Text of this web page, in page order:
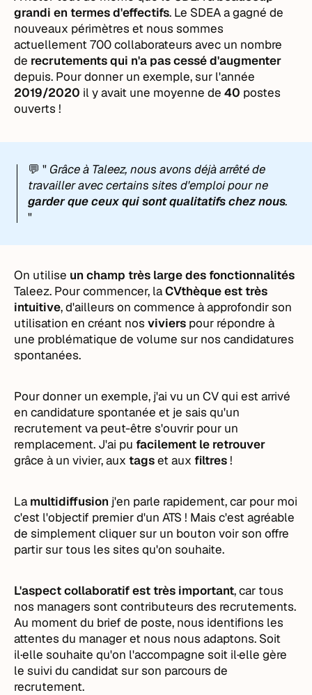
grandi en termes d'effectifs. Le SDEA a gagné de
nouveaux périmètres et nous sommes
actuellement 700 collaborateurs avec un nombre
de recrutements qui n'a pas cessé d'augmenter
depuis. Pour donner un exemple, sur l'année
2019/2020 il y avait une moyenne de40 postes
ouverts !
💬 " Grâce à Taleez, nous avons déjà arrêté de
travailler avec certains sites d'emploi pour ne
garder que ceux qui sont qualitatifs chez nous.
"
On utilise un champ très large des fonctionnalités
Taleez. Pour commencer, laCVthèque est très
intuitive, d'ailleurs on commence à approfondir son
utilisation en créant nosviviers pour répondre à
une problématique de volume sur nos candidatures
spontanées.
Pour donner un exemple, j'ai vu un CV qui est arrivé
en candidature spontanée et je sais qu'un
recrutement va peut-être s'ouvrir pour un
remplacement. J'ai pufacilement le retrouver
grâce à un vivier, auxtagset auxfiltres!
Lamultidiffusion j'en parle rapidement, car pour moi
c'est l'objectif premier d'un ATS ! Mais c'est agréable
de simplement cliquer sur un bouton voir son offre
partir sur tous les sites qu'on souhaite.
L'aspect collaboratif est très important, car tous
nos managers sont contributeurs des recrutements.
Au moment du brief de poste, nous identifions les
attentes du manager et nous nous adaptons. Soit
il·elle souhaite qu'on l'accompagne soit il·elle gère
le suivi du candidat sur son parcours de
recrutement.